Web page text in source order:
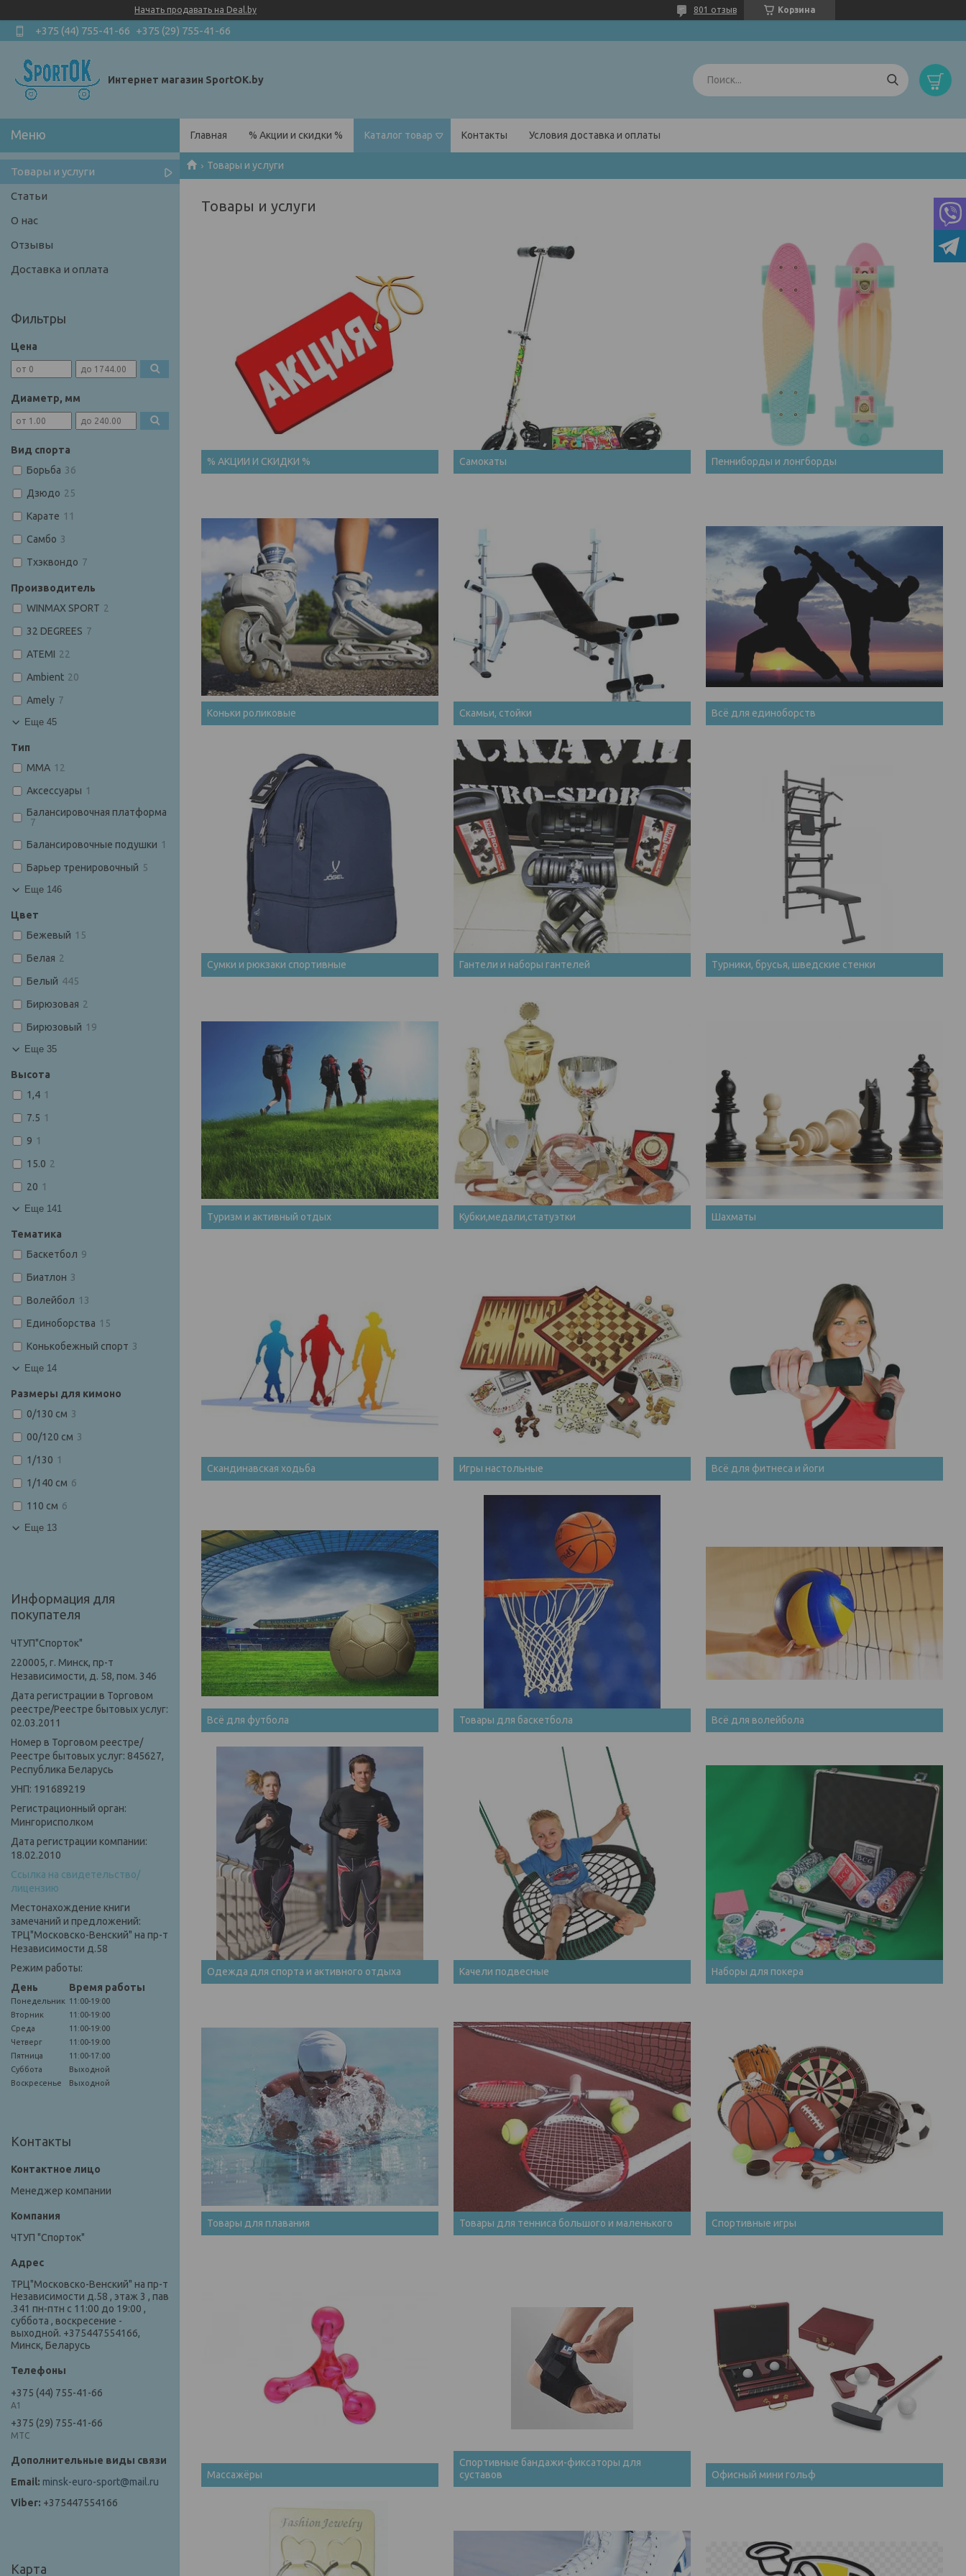
Начать продавать на Deal.by Корзина
801 отзыв
+375 (44) 755-41-66 +375 (29) 755-41-66
Интернет магазин SportOK.by
Главная % Акции и скидки % Каталог товар Контакты Условия доставка и оплаты
Товары и услуги
Товары и услуги
% АКЦИИ И СКИДКИ % Самокаты Пенниборды и лонгборды
Коньки роликовые Скамьи, стойки Всё для единоборств
Сумки и рюкзаки спортивные Гантели и наборы гантелей Турники, брусья, шведские стенки
Туризм и активный отдых Кубки,медали,статуэтки Шахматы
Скандинавская ходьба Игры настольные Всё для фитнеса и йоги
Всё для футбола Товары для баскетбола Всё для волейбола
Одежда для спорта и активного отдыха Качели подвесные Наборы для покера
Товары для плавания Товары для тенниса большого и маленького Спортивные игры
Массажёры
Спортивные бандажи-фиксаторы для
суставов
Офисный мини гольф
Товары и услуги
Статьи
О нас
Отзывы
Доставка и оплата
Фильтры
Цена
Диаметр, мм
Вид спорта
Борьба 36
Дзюдо 25
Карате 11
Самбо 3
Тхэквондо 7
Производитель
WINMAX SPORT 2
32 DEGREES 7
ATEMI 22
Ambient 20
Amely 7
Еще 45
Тип
MMA 12
Аксессуары 1
Балансировочная платформа
7
Балансировочные подушки 1
Барьер тренировочный 5
Еще 146
Цвет
Бежевый 15
Белая 2
Белый 445
Бирюзовая 2
Бирюзовый 19
Еще 35
Высота
1,4 1
7.5 1
9 1
15.0 2
20 1
Еще 141
Тематика
Баскетбол 9
Биатлон 3
Волейбол 13
Единоборства 15
Конькобежный спорт 3
Еще 14
Размеры для кимоно
0/130 см 3
00/120 см 3
1/130 1
1/140 см 6
110 см 6
Еще 13
Информация для
покупателя
ЧТУП"Спорток"
220005, г. Минск, пр-т
Независимости, д. 58, пом. 346
Дата регистрации в Торговом
реестре/Реестре бытовых услуг:
02.03.2011
Номер в Торговом реестре/
Реестре бытовых услуг: 845627,
Республика Беларусь
УНП: 191689219
Регистрационный орган:
Мингорисполком
Дата регистрации компании:
18.02.2010
Ссылка на свидетельство/
лицензию
Местонахождение книги
замечаний и предложений:
ТРЦ"Московско-Венский" на пр-т
Независимости д.58
Режим работы:
День
Время работы
Понедельник 11:00-19:00
Вторник
11:00-19:00
Среда
11:00-19:00
Четверг
11:00-19:00
Пятница
11:00-17:00
Суббота
Выходной
Воскресенье
Выходной
Контакты
Менеджер компании
ЧТУП "Спорток"
ТРЦ"Московско-Венский" на пр-т
Независимости д.58 , этаж 3 , пав
.341 пн-птн с 11:00 до 19:00 ,
суббота , воскресение -
выходной. +375447554166,
Минск, Беларусь
+375 (44) 755-41-66
А1
+375 (29) 755-41-66
МТС
minsk-euro-sport@mail.ru
+375447554166
Карта